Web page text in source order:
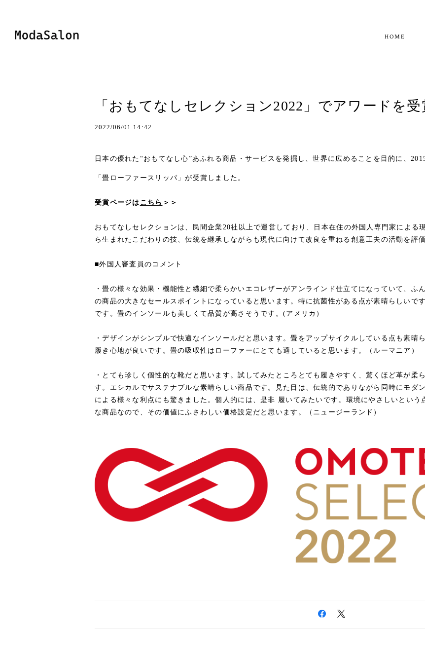
「おもてなしセレクション2022」でアワードを受
2022/06/01 14:42
日本の優れた“おもてなし心”あふれる商品・サービスを発掘し、世界に広めることを目的に、
「畳ローファースリッパ」が受賞しました。
受賞ページは こちら ＞＞
おもてなしセレクションは、民間企業20社以上で運営しており、日本在住の外国人専門家による
ら生まれたこだわりの技、伝統を継承しながらも現代に向けて改良を重ねる創意工夫の活動を評
■外国人審査員のコメント
・畳の様々な効果・機能性と繊細で柔らかいエコレザーがアンラインド仕⽴てになっていて、ふ
の商品の⼤きなセールスポイントになっていると思います。特に抗菌性がある点が素晴らしいで
です。畳のインソールも美しくて品質が⾼さそうです。(アメリカ）
・デザインがシンプルで快適なインソールだと思います。畳をアップサイクルしている点も素晴
履き⼼地が良いです。畳の吸収性はローファーにとても適していると思います。（ルーマニア）
・とても珍しく個性的な靴だと思います。試してみたところとても履きやすく、驚くほど革が柔
す。エシカルでサステナブルな素晴らしい商品です。⾒た目は、伝統的でありながら同時にモダ
による様々な利点にも驚きました。個⼈的には、是非 履いてみたいです。環境にやさしいとい
な商品なので、その価値にふさわしい価格設定だと思います。（ニュージーランド）